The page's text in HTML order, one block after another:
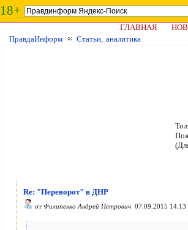
18+
ГЛАВНАЯ
ПравдаИнформ ≈ Статьи, аналитика
Re: "Переворот" в ДНР
от Филипенко Андрей Петрович 07.09.2015 14:13